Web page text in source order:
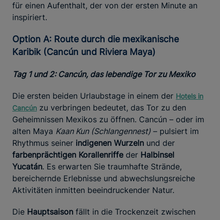
für einen Aufenthalt, der von der ersten Minute an
inspiriert.
Option A: Route durch die mexikanische
Karibik (Cancún und Riviera Maya)
Tag 1 und 2: Cancún, das lebendige Tor zu Mexiko
Die ersten beiden Urlaubstage in einem der Hotels in
Cancún zu verbringen bedeutet, das Tor zu den
Geheimnissen Mexikos zu öffnen. Cancún – oder im
alten Maya Kaan Kun (Schlangennest) – pulsiert im
Rhythmus seiner indigenen Wurzeln und der
farbenprächtigen Korallenriffe der Halbinsel
Yucatán. Es erwarten Sie traumhafte Strände,
bereichernde Erlebnisse und abwechslungsreiche
Aktivitäten inmitten beeindruckender Natur.
Die Hauptsaison fällt in die Trockenzeit zwischen